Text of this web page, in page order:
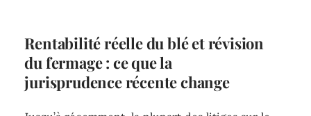
Rentabilité réelle du blé et révision
du fermage : ce que la
jurisprudence récente change